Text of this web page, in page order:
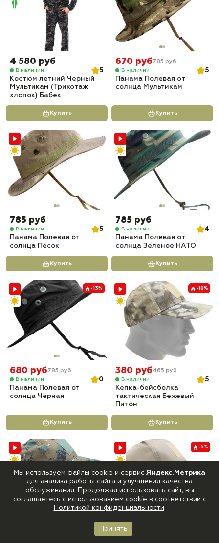
4 580 руб
В наличии
5
Костюм летний Черный
Мультикам (Трикотаж
хлопок) Бабек
Купить
670 руб785 руб
В наличии
5
Панама Полевая от
солнца Мультикам
Купить
785 руб
В наличии
5
Панама Полевая от
солнца Песок
Купить
785 руб
В наличии
4
Панама Полевая от
солнца Зеленое НАТО
Купить
-13%
680 руб785 руб
В наличии
0
Панама Полевая от
солнца Черная
Купить
-18%
380 руб465 руб
В наличии
5
Кепка-бейсболка
тактическая Бежевый
Питон
Купить
-5%
440 руб
Корзина
Мы используем файлы cookie и сервис Яндекс.Метрика
для анализа работы сайта и улучшения качества
обслуживания. Продолжая использовать сайт, вы
соглашаетесь с использованием cookie в соответствии с
Политикой конфиденциальности.
Принять